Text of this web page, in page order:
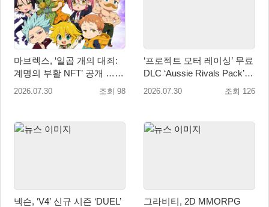
마브렉스, ‘일곱 개의 대죄:
계명의 부활 NFT’ 공개 …글
로벌 인기 IP 라이선스 활용
2026.07.30 조회 98
‘프로젝트 모터 레이싱’ 무료
DLC ‘Aussie Rivals Pack’
출시! 대규모 업데이트 2.1도
2026.07.30 조회 126
넥슨, ‘V4’ 신규 시즌 ‘DUEL’
그라비티, 2D MMORPG